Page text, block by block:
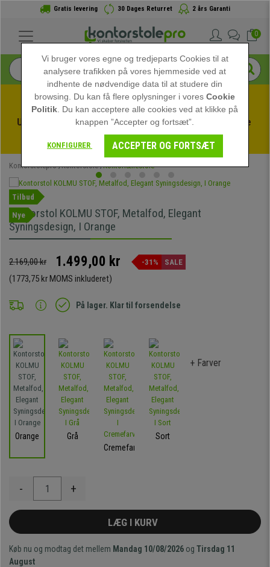
Gratis levering 30 Dages Returret 2 års Garanti
0
Udnyt sommerudsalget hos kontorstolepro! Eksklusive
rabatter i en begrænset periode - Se tilbuddet
Kontorstolepro Kontorstole Kontorlænestole
Tilbud
Nye
Kontorstol KOLMU STOF, Metalfod, Elegant
Syningsdesign, I Orange
2.169,00 kr 1.499,00 kr -31% SALE
(1773,75 kr MOMS inkluderet)
På lager. Klar til forsendelse
Orange
Grå
Cremefarvet
Sort
+ Farver
- +
LÆG I KURV
Køb nu og modtag det mellem Mandag 10/08/2026 og Tirsdag 11
August
Vi bruger vores egne og tredjeparts Cookies til at
analysere trafikken på vores hjemmeside ved at
indhente de nødvendige data til at studere din
browsing. Du kan få flere oplysninger i voresCookie
Politik . Du kan acceptere alle cookies ved at klikke på
knappen ”Accepter og fortsæt”.
KONFIGURER ACCEPTER OG FORTSÆT